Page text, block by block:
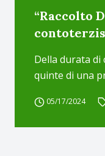
“Raccolto
Della durata di
quinte di una
05/17/2024